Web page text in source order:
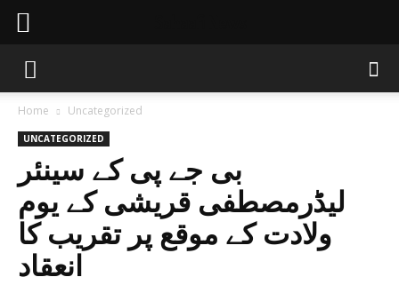
Home Uncategorized
UNCATEGORIZED
بی جے پی کے سینئر
لیڈرمصطفی قریشی کے یوم
ولادت کے موقع پر تقریب کا
انعقاد